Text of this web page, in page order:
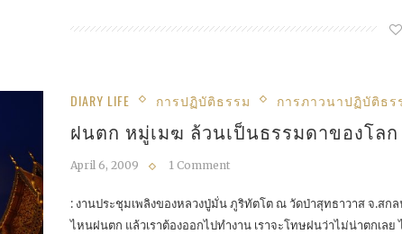
DIARY LIFE การปฏิบัติธรรม การภาวนาปฏิบัติธร
ฝนตก หมู่เมฆ ล้วนเป็นธรรมดาของโลก
April 6, 2009 1 Comment
: งานประชุมเพลิงของหลวงปู่มั่น ภูริทัตโต ณ วัดป่าสุทธาวาส จ.สก
ไหนฝนตก แล้วเราต้องออกไปทำงาน เราจะโทษฝนว่าไม่น่าตกเ